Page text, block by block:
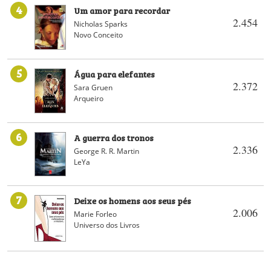
4
2.454
Um amor para recordar
Nicholas Sparks
Novo Conceito
5
2.372
Água para elefantes
Sara Gruen
Arqueiro
6
2.336
A guerra dos tronos
George R. R. Martin
LeYa
7
2.006
Deixe os homens aos seus pés
Marie Forleo
Universo dos Livros